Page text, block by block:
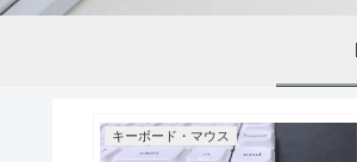
キーボード・マウス